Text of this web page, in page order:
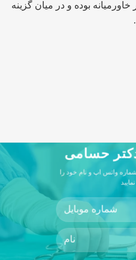
بوده و در میان گزینه
حسامی
واتس اپ و نام خود را